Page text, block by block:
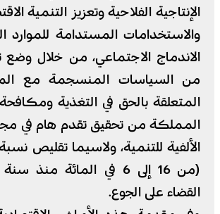
الإنتاجية الفلاحية وتعزيز التنمية
والاستخدامات المستدامة للموارد
الاندماج الاجتماعي، من خلال وضع
من السياسات المنسجمة مع
المتعلقة بالحق في التغذية
المملكة من تحقيق تقدم هام في
الألفية للتنمية، ولاسيما تقليص
القضاء على الجوع.